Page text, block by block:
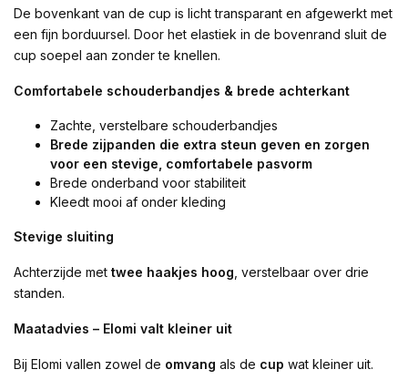
De bovenkant van de cup is licht transparant en afgewerkt met
een fijn borduursel. Door het elastiek in de bovenrand sluit de
cup soepel aan zonder te knellen.
Comfortabele schouderbandjes & brede achterkant
Zachte, verstelbare schouderbandjes
Brede zijpanden die extra steun geven en zorgen
voor een stevige, comfortabele pasvorm
Brede onderband voor stabiliteit
Kleedt mooi af onder kleding
Stevige sluiting
Achterzijde met twee haakjes hoog , verstelbaar over drie
standen.
Maatadvies – Elomi valt kleiner uit
Bij Elomi vallen zowel de omvang als de cup wat kleiner uit.